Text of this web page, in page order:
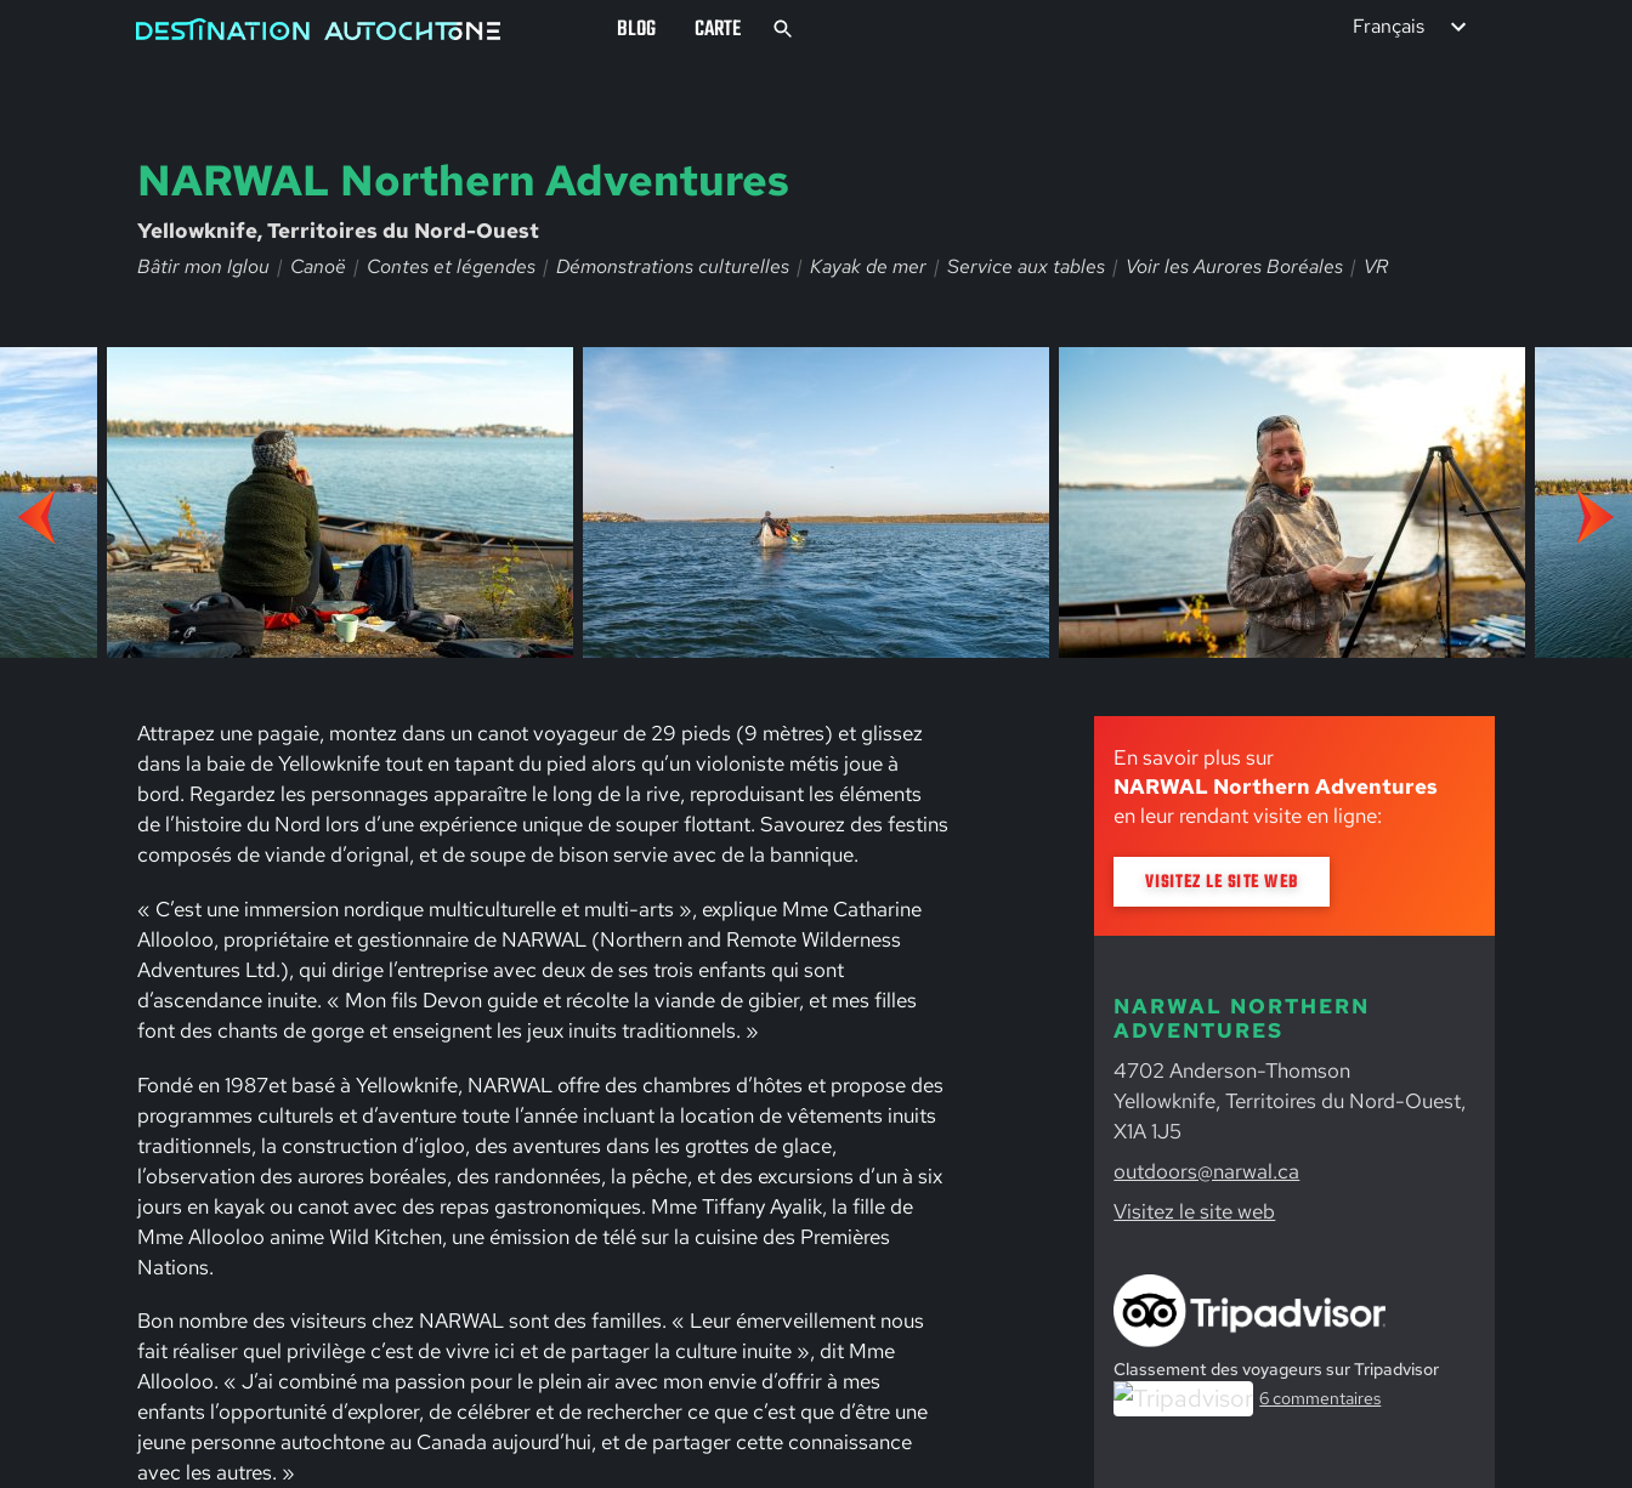
BLOG CARTE Français
NARWAL Northern Adventures
Yellowknife, Territoires du Nord-Ouest
Bâtir mon Iglou Canoë Contes et légendes Démonstrations culturelles Kayak de mer Service aux tables Voir les Aurores Boréales VR
Attrapez une pagaie, montez dans un canot voyageur de 29 pieds (9 mètres) et glissez
dans la baie de Yellowknife tout en tapant du pied alors qu’un violoniste métis joue à
bord. Regardez les personnages apparaître le long de la rive, reproduisant les éléments
de l’histoire du Nord lors d’une expérience unique de souper flottant. Savourez des festins
composés de viande d’orignal, et de soupe de bison servie avec de la bannique.
« C’est une immersion nordique multiculturelle et multi-arts », explique Mme Catharine
Allooloo, propriétaire et gestionnaire de NARWAL (Northern and Remote Wilderness
Adventures Ltd.), qui dirige l’entreprise avec deux de ses trois enfants qui sont
d’ascendance inuite. « Mon fils Devon guide et récolte la viande de gibier, et mes filles
font des chants de gorge et enseignent les jeux inuits traditionnels. »
Fondé en 1987et basé à Yellowknife, NARWAL offre des chambres d’hôtes et propose des
programmes culturels et d’aventure toute l’année incluant la location de vêtements inuits
traditionnels, la construction d’igloo, des aventures dans les grottes de glace,
l’observation des aurores boréales, des randonnées, la pêche, et des excursions d’un à six
jours en kayak ou canot avec des repas gastronomiques. Mme Tiffany Ayalik, la fille de
Mme Allooloo anime Wild Kitchen, une émission de télé sur la cuisine des Premières
Nations.
Bon nombre des visiteurs chez NARWAL sont des familles. « Leur émerveillement nous
fait réaliser quel privilège c’est de vivre ici et de partager la culture inuite », dit Mme
Allooloo. « J’ai combiné ma passion pour le plein air avec mon envie d’offrir à mes
enfants l’opportunité d’explorer, de célébrer et de rechercher ce que c’est que d’être une
jeune personne autochtone au Canada aujourd’hui, et de partager cette connaissance
avec les autres. »
En savoir plus sur
NARWAL Northern Adventures
en leur rendant visite en ligne:
VISITEZ LE SITE WEB
NARWAL NORTHERN
ADVENTURES
4702 Anderson-Thomson
Yellowknife, Territoires du Nord-Ouest,
X1A 1J5
outdoors@narwal.ca
Visitez le site web
Classement des voyageurs sur Tripadvisor
6 commentaires